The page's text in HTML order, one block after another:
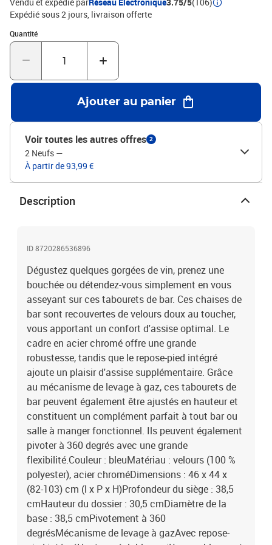
repose-pied intégréHauteur réglable : ouiL'assemblage est
requisLa livraison contient :2 x tabouret de bar
Expédié sous 2 jours livraison offerte
Quantité
Quantité : 1
Ajouter au panier
Voir toutes les autres offres 2
2 Neufs —
À partir de 93,99 €
Description
ID 8720286536896
Dégustez quelques gorgées de vin, prenez une
bouchée ou détendez-vous simplement en vous
asseyant sur ces tabourets de bar. Ces chaises de
bar sont recouvertes de velours doux au toucher,
vous apportant un confort d'assise optimal. Le
cadre en acier chromé offre une grande
robustesse, tandis que le repose-pied intégré
ajoute un plaisir d'assise supplémentaire. Grâce
au mécanisme de levage à gaz, ces tabourets de
bar peuvent également être ajustés en hauteur et
constituent un complément parfait à tout bar ou
salle à manger fonctionnel. Ils peuvent également
pivoter à 360 degrés avec une grande
flexibilité.Couleur : bleuMatériau : velours (100 %
polyester), acier chroméDimensions : 46 x 44 x
(82-103) cm (l x P x H)Profondeur du siège : 38,5
cmHauteur du dossier : 30,5 cmDiamètre de la
base : 38,5 cmPivotement à 360
degrésMécanisme de levage à gazAvec repose-